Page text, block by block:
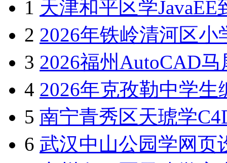
云南/昭通市昭通水富
云南/昭通市昭通威信
云南/昭通市昭通彝良